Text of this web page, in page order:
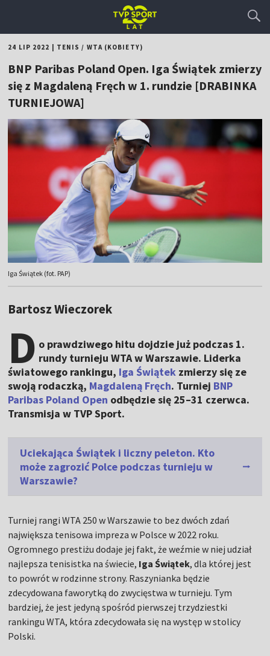
24 LIP 2022 TENIS / WTA (KOBIETY)
BNP Paribas Poland Open. Iga Świątek zmierzy
się z Magdaleną Fręch w 1. rundzie [DRABINKA
TURNIEJOWA]
Iga Świątek (fot. PAP)
Bartosz Wieczorek
D o prawdziwego hitu dojdzie już podczas 1.
rundy turnieju WTA w Warszawie. Liderka
światowego rankingu, Iga Świątek zmierzy się ze
swoją rodaczką, Magdaleną Fręch. Turniej BNP
Paribas Poland Open odbędzie się 25–31 czerwca.
Transmisja w TVP Sport.
Uciekająca Świątek i liczny peleton. Kto
może zagrozić Polce podczas turnieju w
Warszawie?
Turniej rangi WTA 250 w Warszawie to bez dwóch zdań
największa tenisowa impreza w Polsce w 2022 roku.
Ogromnego prestiżu dodaje jej fakt, że weźmie w niej udział
najlepsza tenisistka na świecie, Iga Świątek, dla której jest
to powrót w rodzinne strony. Raszynianka będzie
zdecydowana faworytką do zwycięstwa w turnieju. Tym
bardziej, że jest jedyną spośród pierwszej trzydziestki
rankingu WTA, która zdecydowała się na występ w stolicy
Polski.